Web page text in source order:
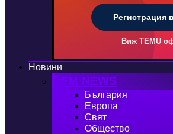
Регистрация
Виж TEMU
Новини
iEM NEWS
България
Европа
Свят
Общество